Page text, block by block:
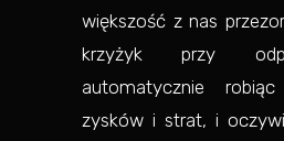
większość z nas
krzyżyk przy
automatycznie
zysków i strat, i